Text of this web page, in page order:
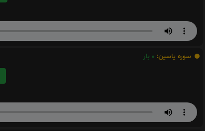
سوره یاسین: 0 بار